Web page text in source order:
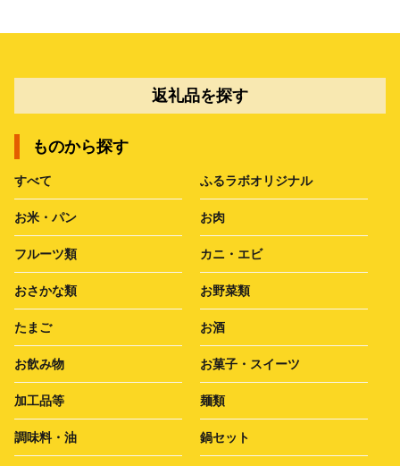
返礼品を探す
ものから探す
すべて ふるラボオリジナル
お米・パン お肉
フルーツ類 カニ・エビ
おさかな類 お野菜類
たまご お酒
お飲み物 お菓子・スイーツ
加工品等 麺類
調味料・油 鍋セット